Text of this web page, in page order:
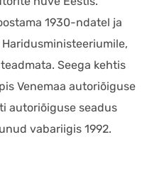
1930-ndatel ja
Seega kehtis
Venemaa autoriõiguse
autoriõiguse seadus
vabariigis 1992.